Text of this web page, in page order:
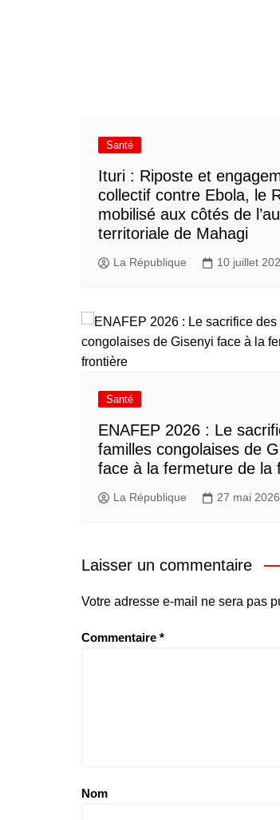
Santé
Ituri : Riposte et
collectif contre Ebola, le
mobilisé aux côtés de
territoriale de Mahagi
La République 10 juillet
Santé
ENAFEP 2026 : Le
familles congolaises de
face à la fermeture de la
La République 27 mai 2026
Laisser un commentaire
Votre adresse e-mail ne sera pas
Commentaire *
Nom